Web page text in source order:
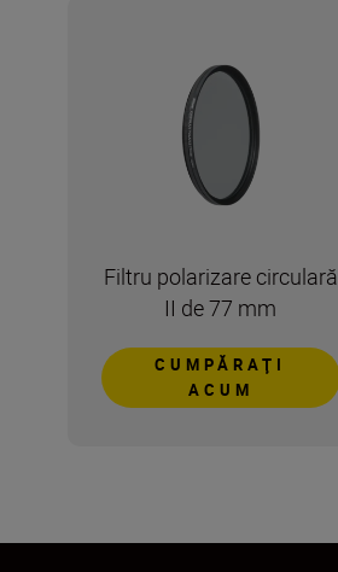
Filtru polarizare circulară
II de 77 mm
CUMPĂRAŢI
ACUM